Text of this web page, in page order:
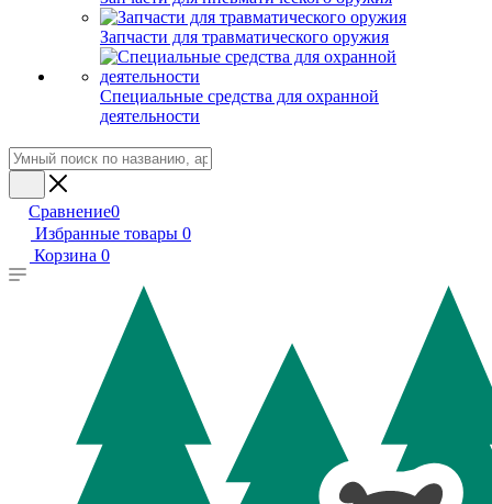
Запчасти для травматического оружия
Специальные средства для охранной
деятельности
Сравнение0
Избранные товары 0
Корзина 0